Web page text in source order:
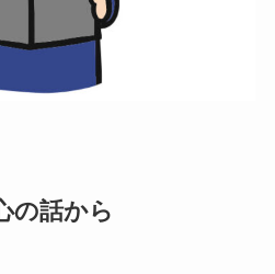
の話から